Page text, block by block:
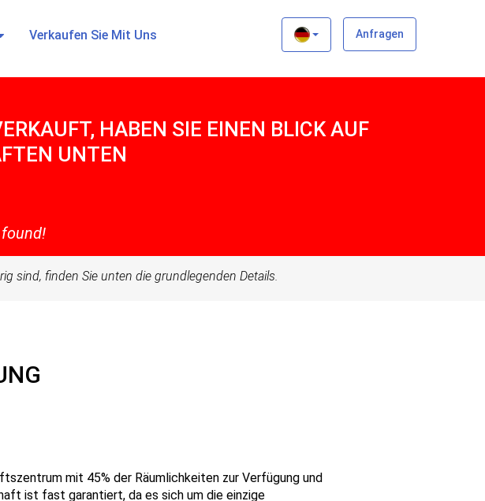
Verkaufen Sie Mit Uns Anfragen
HABEN SIE EINEN BLICK AUF
UNTEN
sind, finden Sie unten die grundlegenden Details.
mit 45% der Räumlichkeiten zur Verfügung und
ist fast garantiert, da es sich um die einzige